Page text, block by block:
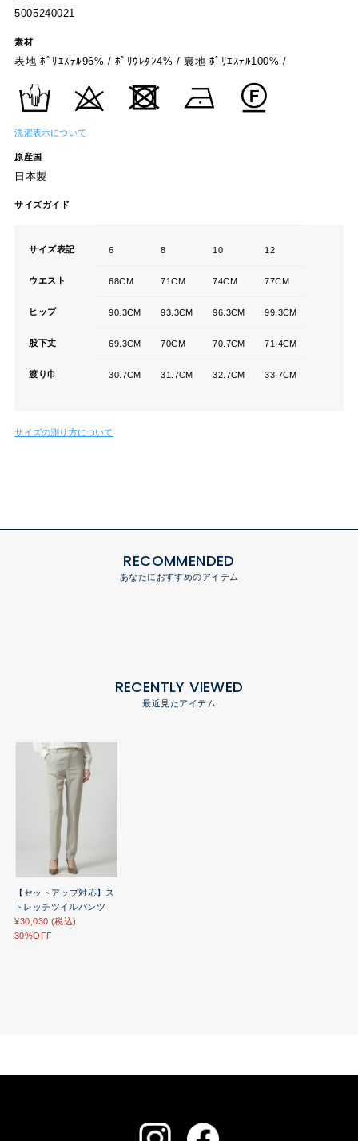
5005240021
素材
表地 ﾎﾟﾘｴｽﾃﾙ96% / ﾎﾟﾘｳﾚﾀﾝ4% / 裏地 ﾎﾟﾘｴｽﾃﾙ100% /
洗濯表示について
原産国
日本製
サイズガイド
サイズ表記 6 8 10 12
ウエスト 68CM 71CM 74CM 77CM
ヒップ 90.3CM 93.3CM 96.3CM 99.3CM
股下丈 69.3CM 70CM 70.7CM 71.4CM
渡り巾 30.7CM 31.7CM 32.7CM 33.7CM
サイズの測り方について
RECOMMENDED
あなたにおすすめのアイテム
RECENTLY VIEWED
最近見たアイテム
【セットアップ対応】ス
トレッチツイルパンツ
¥30,030 (税込)
30%OFF